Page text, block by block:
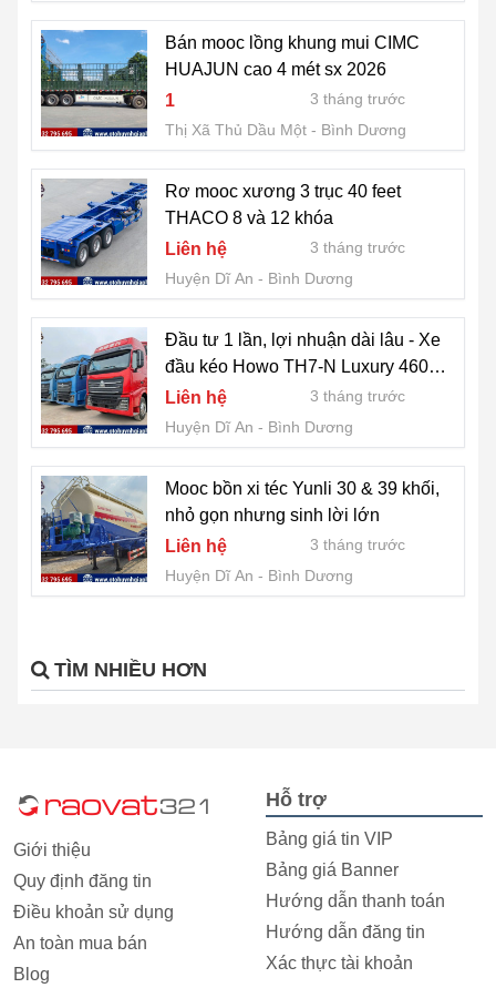
Bán mooc lồng khung mui CIMC
HUAJUN cao 4 mét sx 2026
1
3 tháng trước
Thị Xã Thủ Dầu Một
Bình Dương
Rơ mooc xương 3 trục 40 feet
THACO 8 và 12 khóa
Liên hệ
3 tháng trước
Huyện Dĩ An
Bình Dương
Đầu tư 1 lần, lợi nhuận dài lâu - Xe
đầu kéo Howo TH7-N Luxury 460HP
2026
Liên hệ
3 tháng trước
Huyện Dĩ An
Bình Dương
Mooc bồn xi téc Yunli 30 & 39 khối,
nhỏ gọn nhưng sinh lời lớn
Liên hệ
3 tháng trước
Huyện Dĩ An
Bình Dương
TÌM NHIỀU HƠN
Giới thiệu
Quy định đăng tin
Điều khoản sử dụng
An toàn mua bán
Blog
Hỗ trợ
Bảng giá tin VIP
Bảng giá Banner
Hướng dẫn thanh toán
Hướng dẫn đăng tin
Xác thực tài khoản